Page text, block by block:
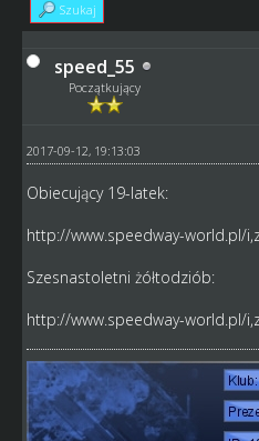
Szukaj
speed_55
Początkujący
2017-09-12, 19:13:03
Obiecujący 19-latek:
http://www.speedway-world.pl/
Szesnastoletni żółtodziób:
http://www.speedway-world.pl/